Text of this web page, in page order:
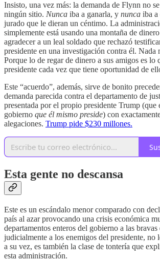
Insisto, una vez más: la demanda de Flynn no
ningún sitio. Nunca iba a ganarla, y nunca iba a
jurado que le dieran un céntimo. La
simplemente está usando una montaña de
agradecer a un leal soldado que rechazó
presidente en una investigación contra él. Nada
Porque lo de regar de dinero a sus amigos es lo
presidente cada vez que tiene oportunidad de
Este “acuerdo”, además, sirve de bonito
demanda parecida contra el departamento de
presentada por el propio presidente Trump (que
gobierno que él mismo preside) con
alegaciones. Trump pide $230 millones.
Esta gente no descansa
Este es un escándalo menor comparado con
país al azar provocando una crisis económica
departamentos enteros del gobierno a las
judicialmente a los enemigos del presidente, no
a su vez, es también la clase de tontería que
esta administración.